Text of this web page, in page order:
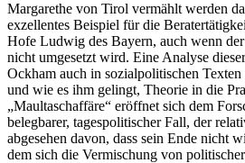
Margarethe von Tirol vermählt werden
exzellentes Beispiel für die
Hofe Ludwig des Bayern, auch wenn
nicht umgesetzt wird. Eine Analyse
Ockham auch in sozialpolitischen
und wie es ihm gelingt, Theorie in die
„Maultaschaffäre“ eröffnet sich dem
belegbarer, tagespolitischer Fall, der
abgesehen davon, dass sein Ende nicht
dem sich die Vermischung von